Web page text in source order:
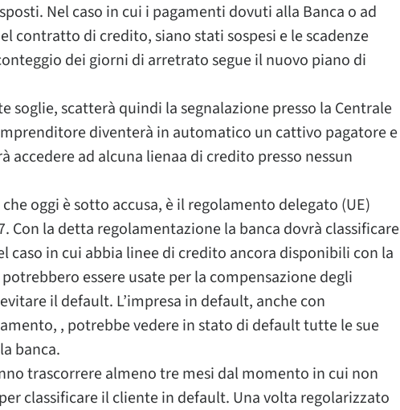
Nel caso in cui i pagamenti dovuti alla Banca o ad
contratto di credito, siano stati sospesi e le scadenze
dei giorni di arretrato segue il nuovo piano di
soglie, scatterà quindi la segnalazione presso la Centrale
diventerà in automatico un cattivo pagatore e
accedere ad alcuna lienaa di credito presso nessun
oggi è sotto accusa, è il regolamento delegato (UE)
Con la detta regolamentazione la banca dovrà classificare
caso in cui abbia linee di credito ancora disponibili con la
essere usate per la compensazione degli
il default. L’impresa in default, anche con
, potrebbe vedere in stato di default tutte le sue
banca.
trascorrere almeno tre mesi dal momento in cui non
classificare il cliente in default. Una volta regolarizzato